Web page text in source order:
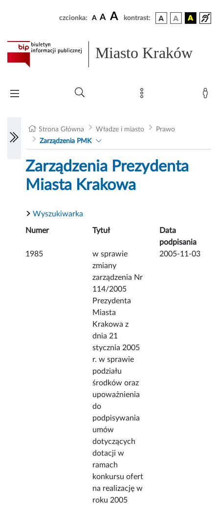
czcionka: A A A kontrast:
Miasto Kraków
Strona Główna Władze i miasto
Prawo
Zarządzenia PMK
Zarządzenia Prezydenta
Miasta Krakowa
Wyszukiwarka
Numer Tytuł
Data
podpisania
1985
w sprawie
zmiany
zarządzenia Nr
114/2005
Prezydenta
Miasta
Krakowa z
dnia 21
stycznia 2005
r. w sprawie
podziału
środków oraz
upoważnienia
do
podpisywania
umów
dotyczących
dotacji w
ramach
konkursu ofert
na realizację w
roku 2005
2005-11-03